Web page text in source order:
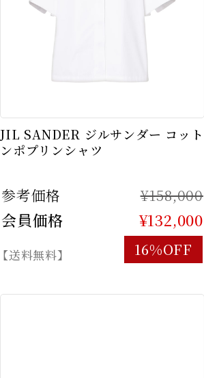
JIL SANDER ジルサンダー コット
ンポプリンシャツ
参考価格 ¥158,000
会員価格 ¥132,000
【送料無料】 16%OFF